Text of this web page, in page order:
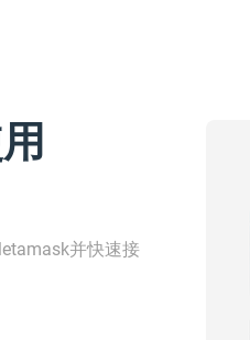
并快速接